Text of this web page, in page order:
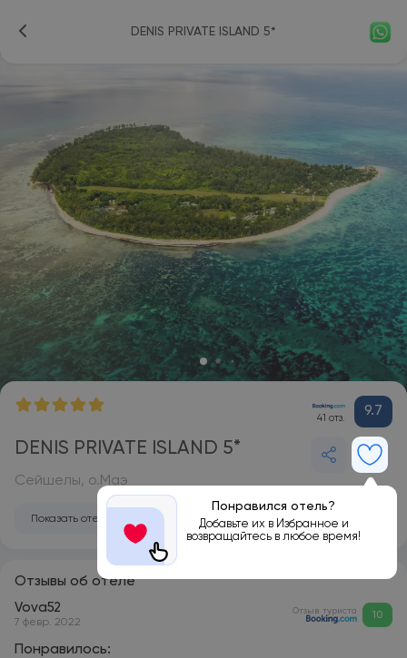
DENIS PRIVATE ISLAND 5*
41 отз. 9.7
DENIS PRIVATE ISLAND 5*
Понравился отель?
Добавьте их в Избранное и
возвращайтесь в любое время!
Сейшелы, о.Маэ
Показать отель на карте
Отзывы об отеле
Vova52
7 февр. 2022
Отзыв туриста 10
Понравилось: